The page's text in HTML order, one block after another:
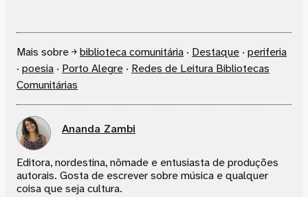
Mais sobre ￫biblioteca comunitária · Destaque · periferia
· poesia · Porto Alegre · Redes de Leitura Bibliotecas
Comunitárias
Ananda Zambi
Editora, nordestina, nômade e entusiasta de produções
autorais. Gosta de escrever sobre música e qualquer
coisa que seja cultura.